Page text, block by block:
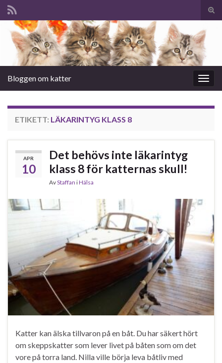
Slå
på/
Search for:
Slå
på/av
Bloggen om katter
ETIKETT: LÄKARINTYG KLASS 8
APR
10
Det behövs inte läkarintyg
klass 8 för katternas skull!
AvStaffan iHälsa
Katter kan älska tillvaron på en båt. Du har säkert hört
om skeppskatter som lever livet på båten som om det
vore på torra land. Nilla ville börja leva båtliv med